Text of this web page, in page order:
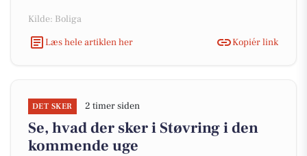
Kilde: Boliga
Læs hele artiklen her
Kopiér link
DET SKER 2 timer siden
Se, hvad der sker i Støvring i den
kommende uge